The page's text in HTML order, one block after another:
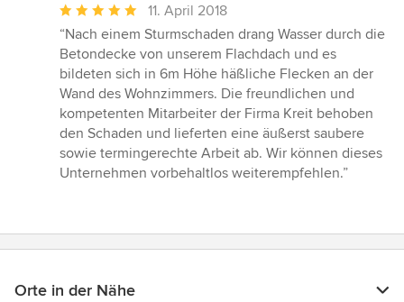
Durchschnittliche
Bewertung:
5
von
5
Sternen
11. April 2018
“Nach einem Sturmschaden drang Wasser durch die
Betondecke von unserem Flachdach und es
bildeten sich in 6m Höhe häßliche Flecken an der
Wand des Wohnzimmers. Die freundlichen und
kompetenten Mitarbeiter der Firma Kreit behoben
den Schaden und lieferten eine äußerst saubere
sowie termingerechte Arbeit ab. Wir können dieses
Unternehmen vorbehaltlos weiterempfehlen.”
Orte in der Nähe